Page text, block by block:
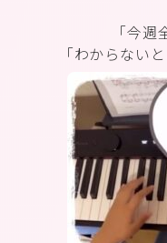
「今
「わからない